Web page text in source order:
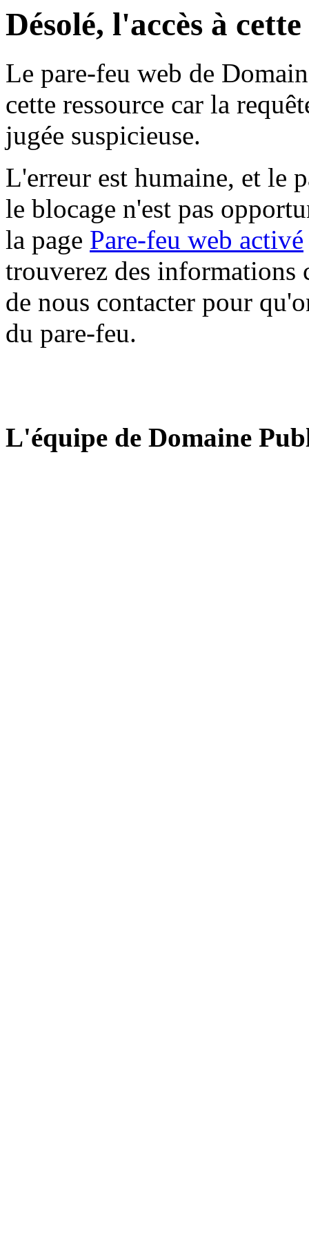
Désolé, l'accès à
Le pare-feu web de
cette ressource car la
jugée suspicieuse.
L'erreur est humaine, et le
le blocage n'est pas
la page Pare-feu web activé
trouverez des informations
de nous contacter pour
du pare-feu.
L'équipe de Domaine